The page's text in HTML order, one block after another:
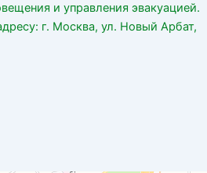
и управления эвакуацией.
г. Москва, ул. Новый Арбат,